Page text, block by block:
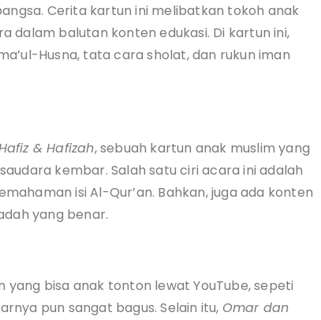
Cerita kartun ini melibatkan tokoh anak
dalam balutan konten edukasi. Di kartun ini,
Husna, tata cara sholat, dan rukun iman
& Hafizah, sebuah kartun anak muslim yang
kembar. Salah satu ciri acara ini adalah
isi Al-Qur’an. Bahkan, juga ada konten
yang benar.
yang bisa anak tonton lewat YouTube, sepeti
pun sangat bagus. Selain itu, Omar dan